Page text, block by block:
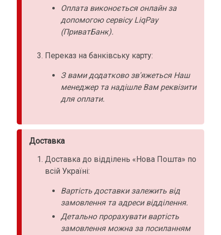
Оплата виконоється онлайн за
допомогою сервісу LiqPay
(ПриватБанк).
Переказ на банківську карту:
З вами додатково зв'яжеться Наш
менеджер та надішле Вам реквізити
для оплати.
Доставка
Доставка до відділень «Нова Пошта» по
всій Україні:
Вартість доставки залежить від
замовлення та адреси відділення.
Детально прорахувати вартість
замовлення можна за посиланням